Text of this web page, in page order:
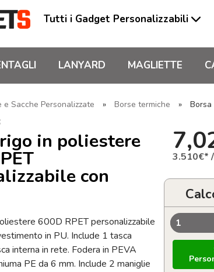
Tutti i Gadget Personalizzabili
LANYARD MAGLIETTE
e Sacche Personalizzate » Borse termiche » Borsa
in poliestere
con
600D RPET personalizzabile
in PU. Include 1 tasca
interna in rete. Fodera in PEVA
PE da 6 mm. Include 2 maniglie
3.510€*
1